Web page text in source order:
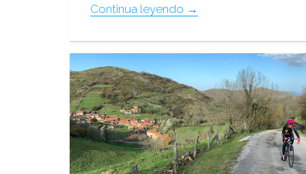
Continua leyendo "Todas
etapas
La
Vuelta
22"
→